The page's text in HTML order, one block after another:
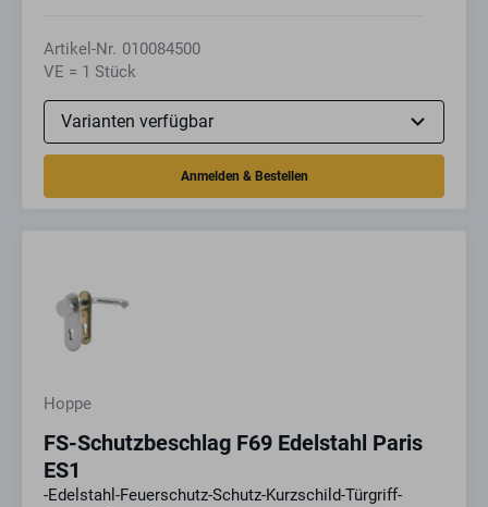
Artikel-Nr. 010084500
VE = 1 Stück
Hoppe
FS-Schutzbeschlag F69 Edelstahl Paris
ES1
-Edelstahl-Feuerschutz-Schutz-Kurzschild-Türgriff-